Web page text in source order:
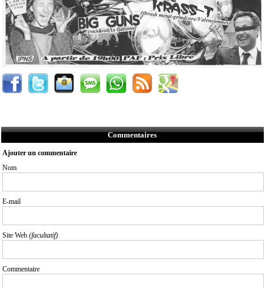
Commentaires
Ajouter un commentaire
Nom
E-mail
Site Web (facultatif)
Commentaire